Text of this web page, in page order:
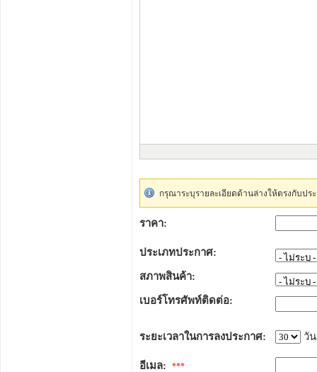
กรุณาระบุรายละเอียดด้านล่างให้ตรงกับป
ราคา:
ประเภทประกาศ:
สภาพสินค้า:
เบอร์โทรศัพท์ติดต่อ:
ระยะเวลาในการลงประกาศ: วัน
อีเมล: ***